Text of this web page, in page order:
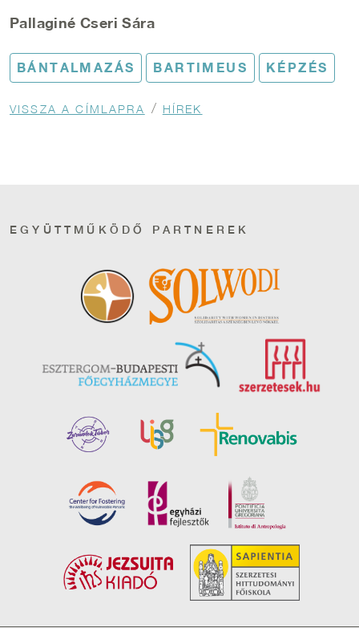
Pallaginé Cseri Sára
BÁNTALMAZÁS BARTIMEUS KÉPZÉS
Morzsa
VISSZA A CÍMLAPRA HÍREK
EGYÜTTMŰKÖDŐ PARTNEREK